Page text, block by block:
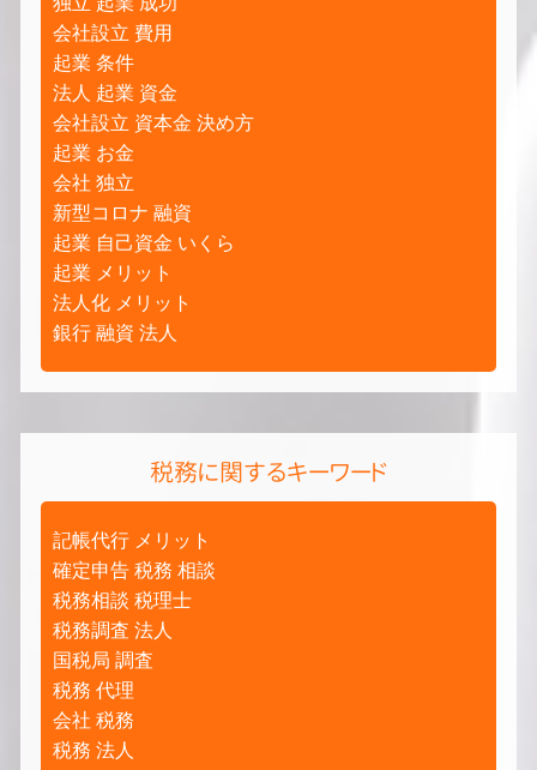
会社設立 費用
起業 条件
法人 起業 資金
会社設立 資本金 決め方
起業 お金
会社 独立
新型コロナ 融資
起業 自己資金 いくら
起業 メリット
法人化 メリット
銀行 融資 法人
税務に関するキーワード
記帳代行 メリット
確定申告 税務 相談
税務相談 税理士
税務調査 法人
国税局 調査
税務 代理
会社 税務
税務 法人